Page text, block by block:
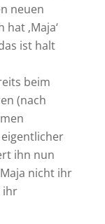
neuen
‚Maja‘
ist halt
beim
(nach
ihn nun
nicht ihr
ihr